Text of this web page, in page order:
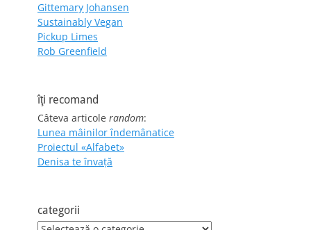
Gittemary Johansen
Sustainably Vegan
Pickup Limes
Rob Greenfield
îţi recomand
Câteva articole random:
Lunea mâinilor îndemânatice
Proiectul «Alfabet»
Denisa te învaţă
categorii